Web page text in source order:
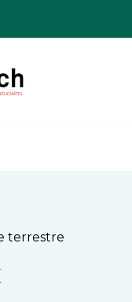
terrestre